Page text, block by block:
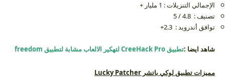
الإجمالي التنزيلات : 1 مليار +
تصنيف : 4.8 / 5
توافق أندرويد : 2.3+
شاهد ايضا :تطبيق CreeHack Pro لتهكير الالعاب مشابة لتطبيق freedom
مميزات تطبيق لوكي باتشر Lucky Patcher